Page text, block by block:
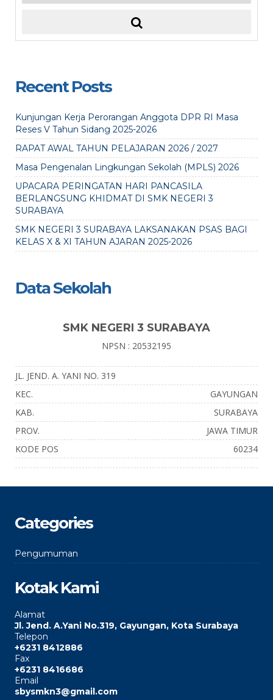
Recent Posts
Kunjungan Kerja Perorangan Anggota DPR RI Masa
Reses V Tahun Sidang 2025-2026
RAPAT AWAL TAHUN PELAJARAN 2026 / 2027
Masa Pengenalan Lingkungan Sekolah (MPLS) 2026
UPACARA PERINGATAN HARI PANCASILA
BERLANGSUNG KHIDMAT DI SMK NEGERI 3
SURABAYA
SMK NEGERI 3 SURABAYA LAKSANAKAN PSAS BAGI
KELAS X & XI TAHUN AJARAN 2025-2026
Data Sekolah
SMK NEGERI 3 SURABAYA
NPSN : 20532195
JL. JEND. A. YANI NO. 319
KEC.
GAYUNGAN
KAB.
SURABAYA
PROV.
JAWA TIMUR
KODE POS
60234
Categories
Pengumuman
Kotak Kami
Alamat
Jl. Jend. A.Yani No.319, Gayungan, Kota Surabaya
Telepon
+6231 8412886
Fax
+6231 8416686
Email
sbysmkn3@gmail.com